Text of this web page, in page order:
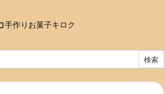
手作りお菓子キロク